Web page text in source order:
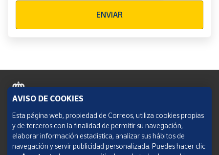
ENVIAR
Política de cookies
Aviso legal
Condiciones del servicio
AVISO DE COOKIES
Esta página web, propiedad de Correos, utiliza cookies propias
y de terceros con la finalidad de permitir su navegación,
elaborar información estadística, analizar sus hábitos de
navegación y servir publicidad personalizada. Puedes hacer clic